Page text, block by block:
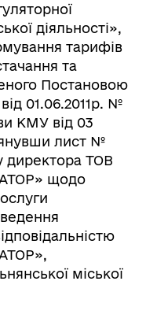
діяльності»,
тарифів
та
Постановою
01.06.2011р. №
КМУ від 03
лист №
директора ТОВ
щодо
міської